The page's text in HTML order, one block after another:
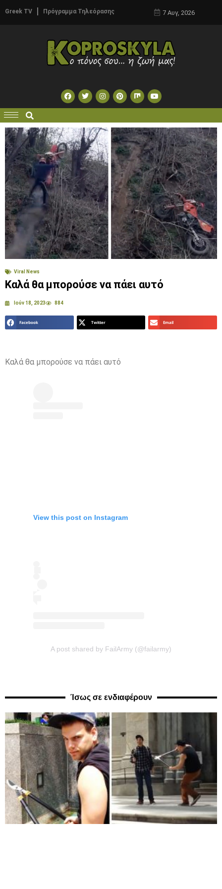
Greek TV Πρόγραμμα Τηλεόρασης 7 Αυγ, 2026
Viral News
Καλά θα μπορούσε να πάει αυτό
Ιούν 18, 2023 884
Facebook Twitter Email
Καλά θα μπορούσε να πάει αυτό
View this post on Instagram
A post shared by FailArmy (@failarmy)
Ίσως σε ενδιαφέρουν